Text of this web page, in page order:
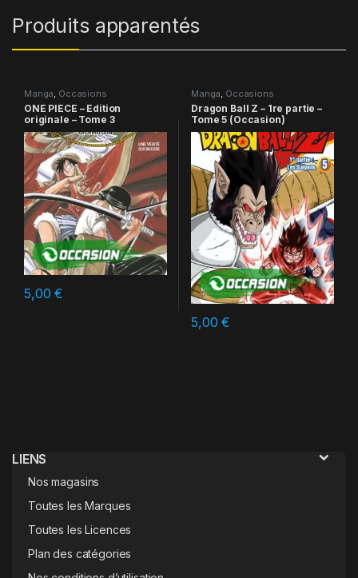
Produits apparentés
Manga, Occasions
ONE PIECE – Edition
originale – Tome 3
5,00€
Manga, Occasions
Dragon Ball Z – 1re partie –
Tome 5 (Occasion)
5,00€
LIENS
Nos magasins
Toutes les Marques
Toutes les Licences
Plan des catégories